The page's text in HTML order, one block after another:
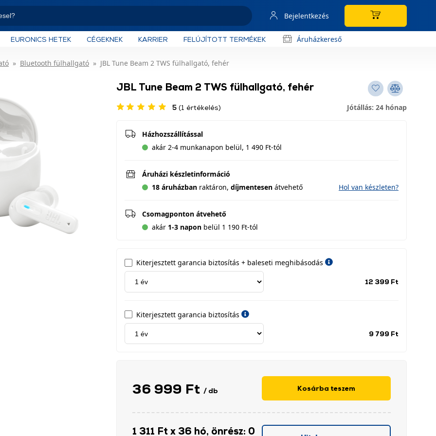
Bejelentkezés
EURONICS HETEK CÉGEKNEK KARRIER FELÚJÍTOTT TERMÉKEK Áruházkereső
Bluetooth fülhallgató JBL Tune Beam 2 TWS fülhallgató, fehér
JBL Tune Beam 2 TWS fülhallgató, fehér
5 (1 értékelés) Jótállás: 24 hónap
Házhozszállítással
akár 2-4 munkanapon belül, 1 490 Ft-tól
Áruházi készletinformáció
18 áruházban raktáron, díjmentesen átvehető Hol van készleten?
Csomagponton átvehető
akár 1-3 napon belül 1 190 Ft-tól
Kiterjesztett garancia biztosítás + baleseti meghibásodás
időszak
12 399 Ft
Kiterjesztett garancia biztosítás
időszak
9 799 Ft
36 999 Ft / db Kosárba teszem
1 311 Ft x 36 hó, önrész: 0